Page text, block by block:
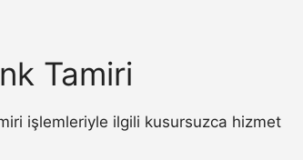
Tamiri
işlemleriyle ilgili kusursuzca hizmet